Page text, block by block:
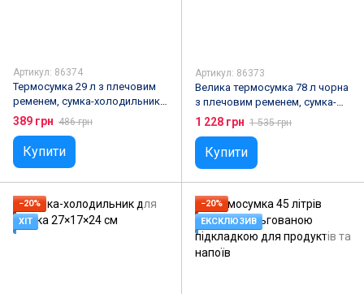
Артикул: 86374
Термосумка 29 л з плечовим
ременем, сумка-холодильник
для пікніка та подорожей
389 грн 486 грн
Купити
Артикул: 86373
Велика термосумка 78 л чорна
з плечовим ременем, сумка-
холодильник для пікніка та
подорожей
1 228 грн 1 535 грн
Купити
−20%
ХІТ
−20%
ЕКСКЛЮЗИВ